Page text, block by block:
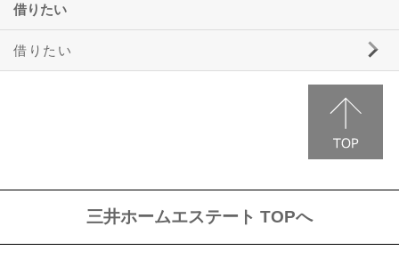
借りたい
借りたい
三井ホームエステート TOPへ